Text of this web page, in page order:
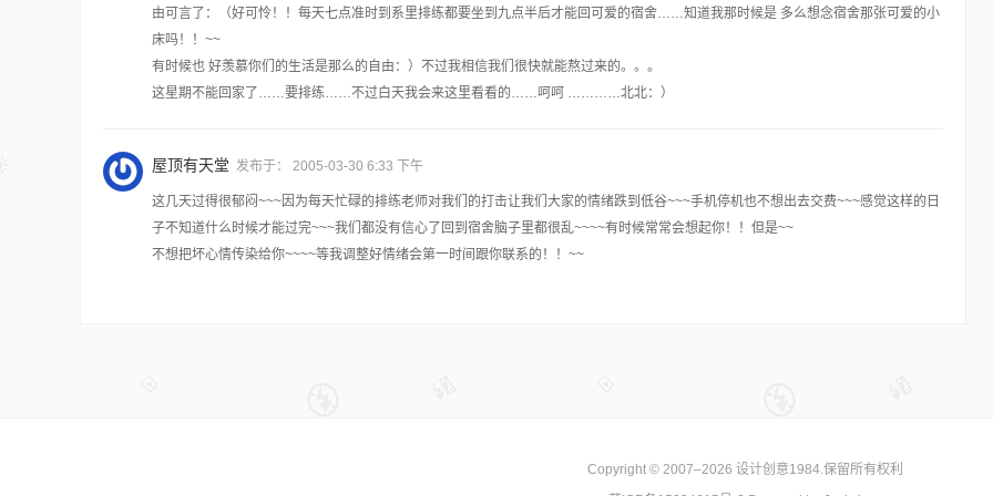
由可言了：（好可怜！！每天七点准时到系里排练都要坐到九点半后才能回可爱的宿舍……知道我那时候是 多么想念宿舍那张可爱的小
床吗！！~~
有时候也 好羡慕你们的生活是那么的自由：）不过我相信我们很快就能熬过来的。。。
这星期不能回家了……要排练……不过白天我会来这里看看的……呵呵 …………北北：）
屋顶有天堂 发布于： 2005-03-30 6:33 下午
这几天过得很郁闷~~~因为每天忙碌的排练老师对我们的打击让我们大家的情绪跌到低谷~~~手机停机也不想出去交费~~~感觉这样的日
子不知道什么时候才能过完~~~我们都没有信心了回到宿舍脑子里都很乱~~~~有时候常常会想起你！！但是~~
不想把坏心情传染给你~~~~等我调整好情绪会第一时间跟你联系的！！~~
Copyright © 2007–2026 设计创意1984.保留所有权利